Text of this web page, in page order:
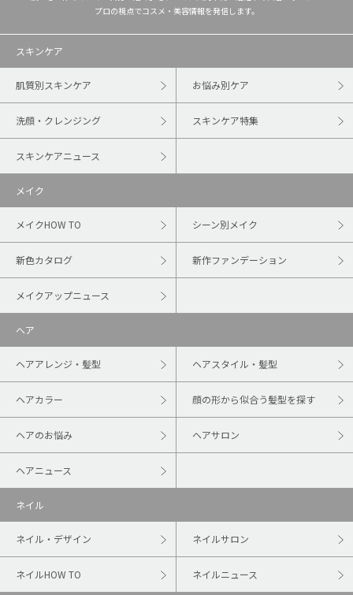
プロの視点でコスメ・美容情報を発信します。
スキンケア
肌質別スキンケア お悩み別ケア
洗顔・クレンジング スキンケア特集
スキンケアニュース
メイク
メイクHOW TO シーン別メイク
新色カタログ 新作ファンデーション
メイクアップニュース
ヘア
ヘアアレンジ・髪型 ヘアスタイル・髪型
ヘアカラー 顔の形から似合う髪型を探す
ヘアのお悩み ヘアサロン
ヘアニュース
ネイル
ネイル・デザイン ネイルサロン
ネイルHOW TO ネイルニュース